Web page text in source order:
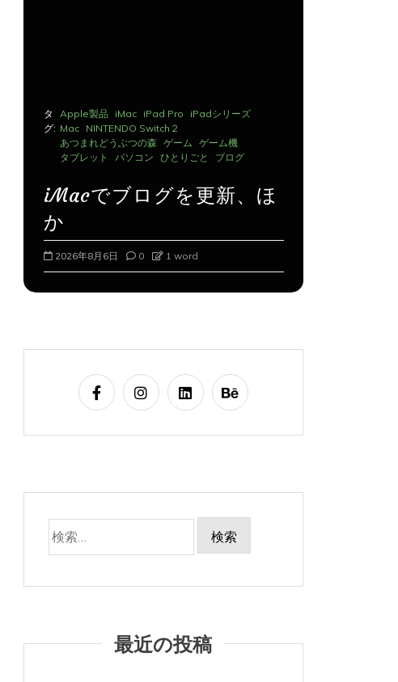
タ
グ:
Apple製品 iMac iPad Pro
iPadシリーズ
Mac
NINTENDO Switch２
あつまれどうぶつの森 ゲーム ゲーム機
タブレット
パソコン ひとりごと ブログ
iMacでブログを更新、ほ
か
2026年8月6日 0 1 word
索:
最近の投稿